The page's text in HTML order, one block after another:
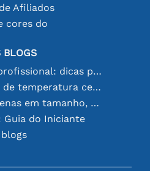
Afiliados
cores do
BLOGS
Soldando como um profissional: dicas para conexões eletrônicas perfeitas
Escolhendo o sensor de temperatura certo [youtube]
Baterias 18650: Pequenas em tamanho, grandes em desempenho
Guia do Iniciante